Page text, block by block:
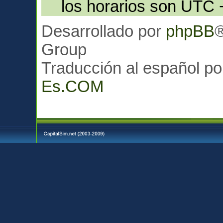
los horarios son UTC
Desarrollado por phpBB
Group
Traducción al español
Es.COM